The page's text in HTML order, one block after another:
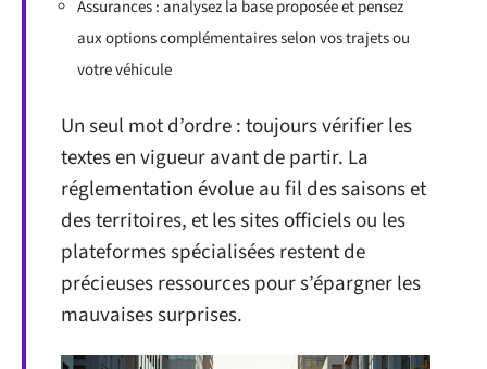
Assurances : analysez la base proposée et pensez
aux options complémentaires selon vos trajets ou
votre véhicule
Un seul mot d’ordre : toujours vérifier les
textes en vigueur avant de partir. La
réglementation évolue au fil des saisons et
des territoires, et les sites officiels ou les
plateformes spécialisées restent de
précieuses ressources pour s’épargner les
mauvaises surprises.